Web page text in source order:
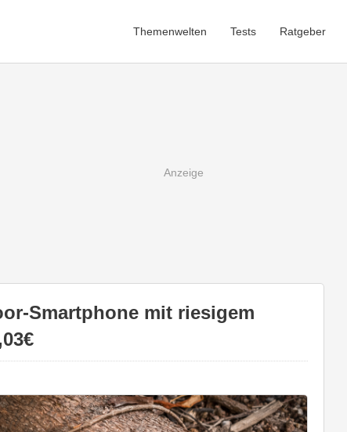
Themenwelten Tests Ratgeber
Smartphone mit riesigem